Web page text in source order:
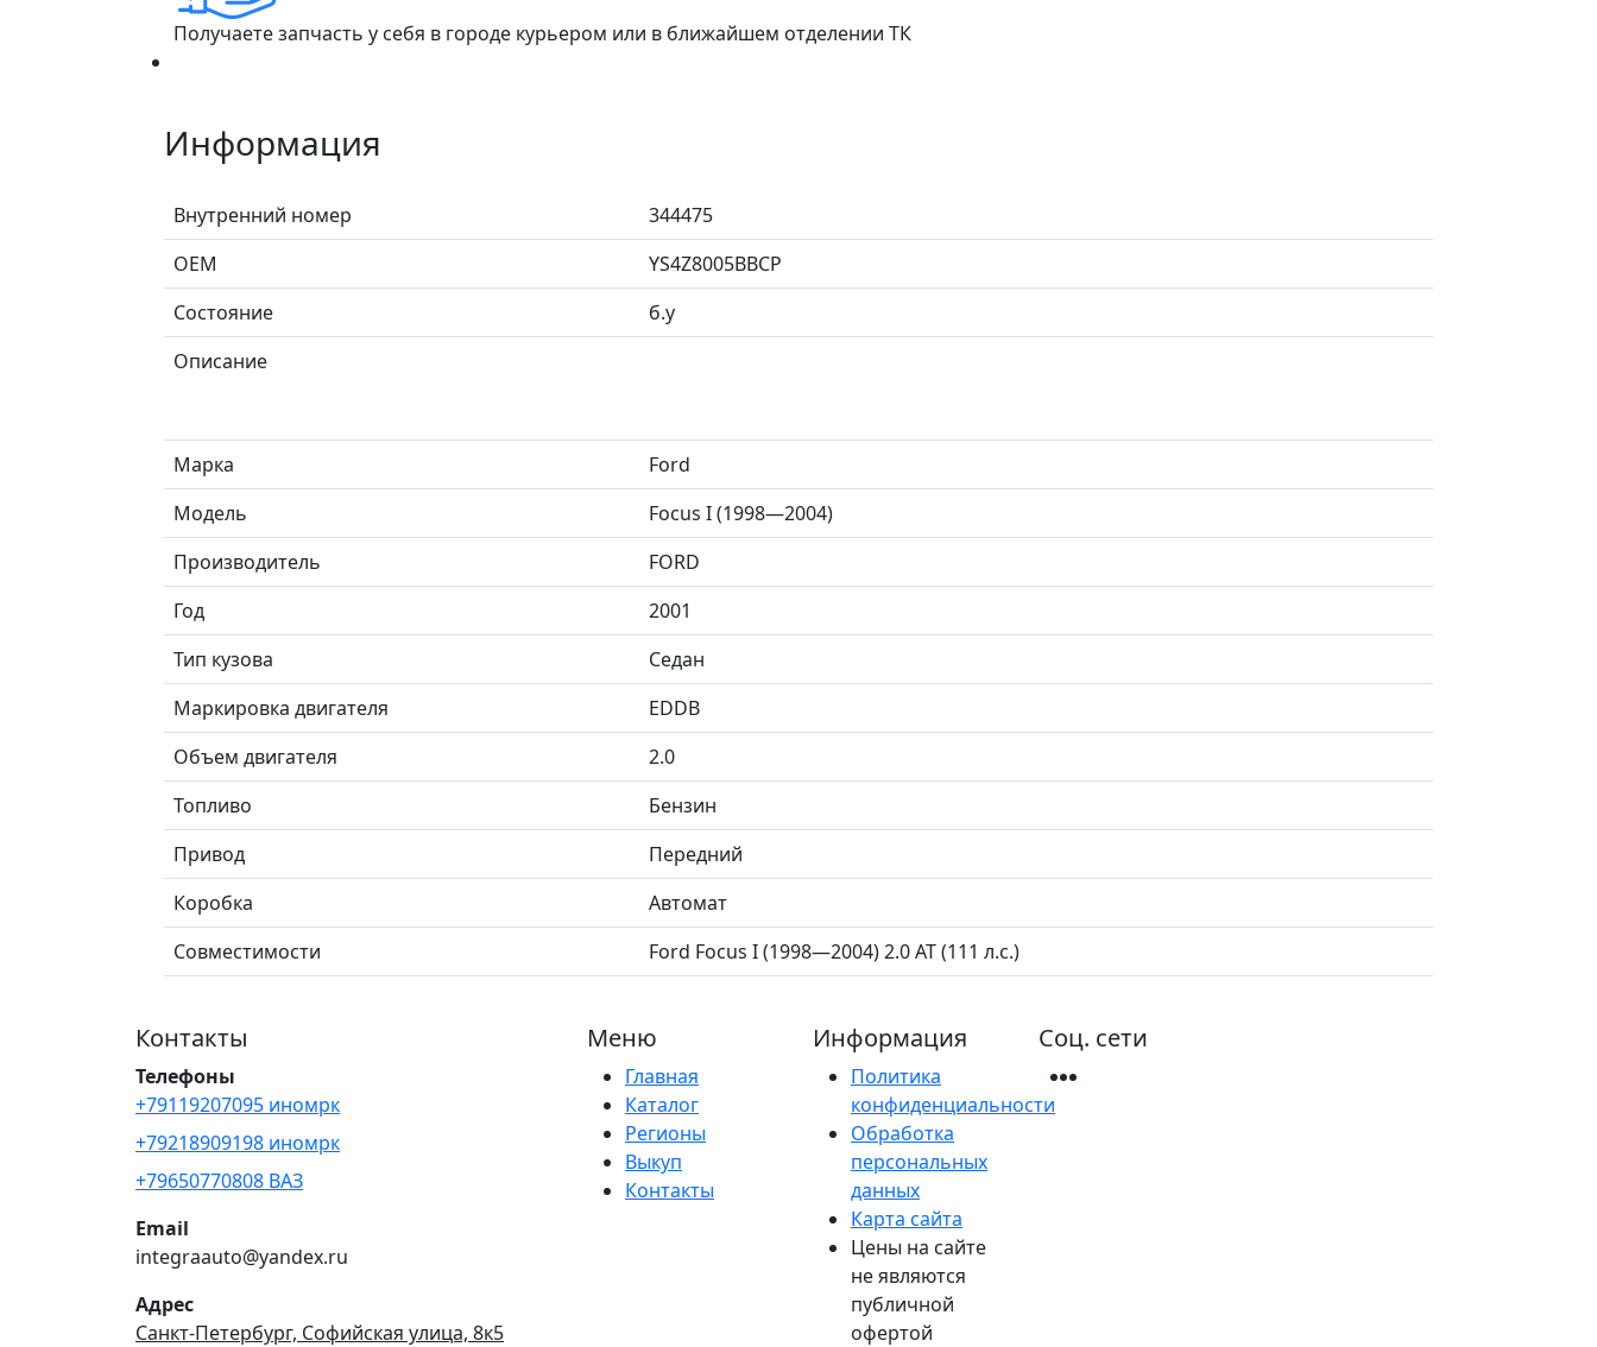
Получаете запчасть у себя в городе курьером или в ближайшем отделении ТК
Информация
Внутренний номер
344475
ОЕМ
YS4Z8005BBCP
Состояние
б.у
Описание
Марка
Ford
Модель
Focus I (1998—2004)
Производитель
FORD
Год
2001
Тип кузова
Седан
Маркировка двигателя
EDDB
Объем двигателя
2.0
Топливо
Бензин
Привод
Передний
Коробка
Автомат
Совместимости
Ford Focus I (1998—2004) 2.0 AT (111 л.с.)
Контакты
Телефоны
+79119207095 иномрк
+79218909198 иномрк
+79650770808 ВАЗ
Email
integraauto@yandex.ru
Адрес
Санкт-Петербург, Софийская улица, 8к5
Меню
Главная
Каталог
Регионы
Выкуп
Контакты
Информация
Политика
конфиденциальности
Обработка
персональных
данных
Карта сайта
Цены на сайте
не являются
публичной
офертой
Соц. сети